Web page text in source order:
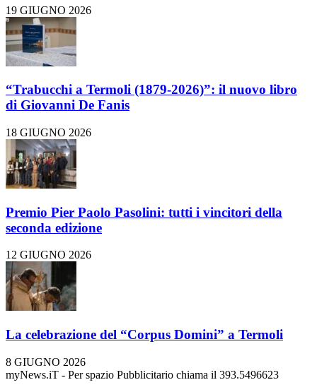
19 GIUGNO 2026
“Trabucchi a Termoli (1879-2026)”: il nuovo libro
di Giovanni De Fanis
18 GIUGNO 2026
Premio Pier Paolo Pasolini: tutti i vincitori della
seconda edizione
12 GIUGNO 2026
La celebrazione del “Corpus Domini” a Termoli
8 GIUGNO 2026
myNews.iT - Per spazio Pubblicitario chiama il 393.5496623